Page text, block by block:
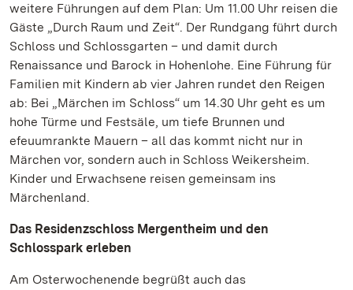
weitere Führungen auf dem Plan: Um 11.00 Uhr reisen die
Gäste „Durch Raum und Zeit“. Der Rundgang führt durch
Schloss und Schlossgarten – und damit durch
Renaissance und Barock in Hohenlohe. Eine Führung für
Familien mit Kindern ab vier Jahren rundet den Reigen
ab: Bei „Märchen im Schloss“ um 14.30 Uhr geht es um
hohe Türme und Festsäle, um tiefe Brunnen und
efeuumrankte Mauern – all das kommt nicht nur in
Märchen vor, sondern auch in Schloss Weikersheim.
Kinder und Erwachsene reisen gemeinsam ins
Märchenland.
Das Residenzschloss Mergentheim und den
Schlosspark erleben
Am Osterwochenende begrüßt auch das